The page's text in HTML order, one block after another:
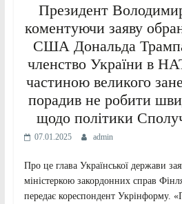
Президент
коментуючи заяву
США Дональда
членство України в
частиною великого
порадив не робити
щодо політики
07.01.2025 admin
Про це глава Української держави
міністеркою закордонних справ
передає кореспондент Укрінформу.